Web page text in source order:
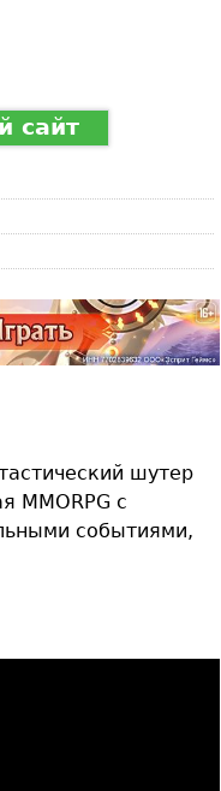
сайт
шутер
MMORPG с
событиями,